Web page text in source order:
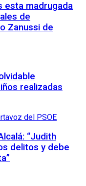
esta madrugada
de
Zanussi de
realizadas
“Judith
delitos y debe